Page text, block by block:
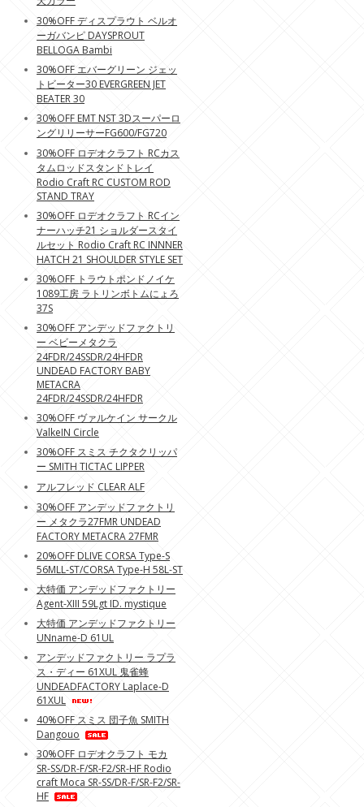
30%OFF ディスプラウト ベルオ
ーガバンピ DAYSPROUT
BELLOGA Bambi
30%OFF エバーグリーン ジェッ
トビーター30 EVERGREEN JET
BEATER 30
30%OFF EMT NST 3Dスーパーロ
ングリリーサーFG600/FG720
30%OFF ロデオクラフト RCカス
タムロッドスタンドトレイ
Rodio Craft RC CUSTOM ROD
STAND TRAY
30%OFF ロデオクラフト RCイン
ナーハッチ21 ショルダースタイ
ルセット Rodio Craft RC INNNER
HATCH 21 SHOULDER STYLE SET
30%OFF トラウトポンドノイケ
1089工房 ラトリンボトムにょろ
37S
30%OFF アンデッドファクトリ
ー ベビーメタクラ
24FDR/24SSDR/24HFDR
UNDEAD FACTORY BABY
METACRA
24FDR/24SSDR/24HFDR
30%OFF ヴァルケイン サークル
ValkeIN Circle
30%OFF スミス チクタクリッパ
ー SMITH TICTAC LIPPER
アルフレッド CLEAR ALF
30%OFF アンデッドファクトリ
ー メタクラ27FMR UNDEAD
FACTORY METACRA 27FMR
20%OFF DLIVE CORSA Type-S
56MLL-ST/CORSA Type-H 58L-ST
大特価 アンデッドファクトリー
Agent-XIII 59Lgt ID. mystique
大特価 アンデッドファクトリー
UNname-D 61UL
アンデッドファクトリー ラプラ
ス・ディー 61XUL 鬼雀蜂
UNDEADFACTORY Laplace-D
61XUL
40%OFF スミス 団子魚 SMITH
Dangouo
30%OFF ロデオクラフト モカ
SR-SS/DR-F/SR-F2/SR-HF Rodio
craft Moca SR-SS/DR-F/SR-F2/SR-
HF